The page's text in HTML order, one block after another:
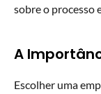
sobre o processo
A
Escolher uma